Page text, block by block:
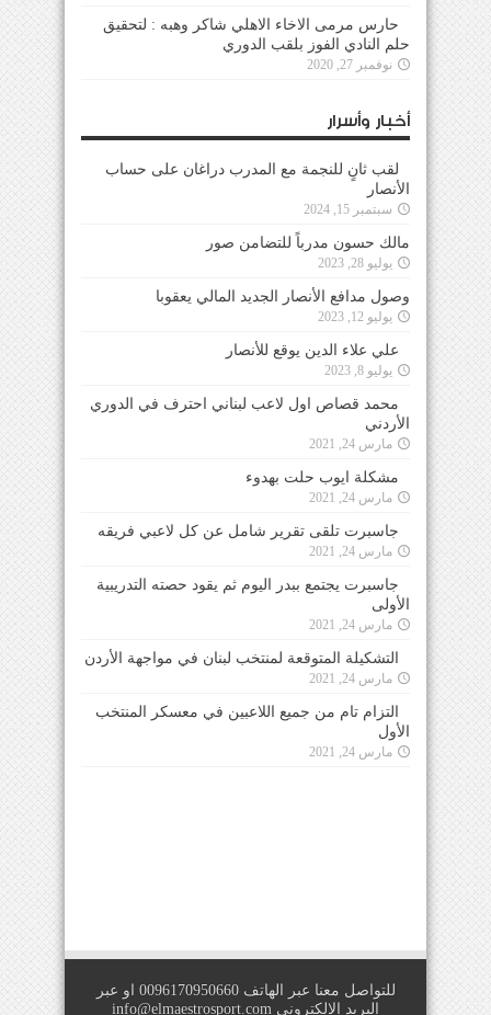
حارس مرمى الاخاء الاهلي شاكر وهبه : لتحقيق
حلم النادي الفوز بلقب الدوري
نوفمبر 27, 2020
أخبار وأسرار
لقب ثانٍ للنجمة مع المدرب دراغان على حساب
الأنصار
سبتمبر 15, 2024
مالك حسون مدرباً للتضامن صور
يوليو 28, 2023
وصول مدافع الأنصار الجديد المالي يعقوبا
يوليو 12, 2023
علي علاء الدين يوقع للأنصار
يوليو 8, 2023
محمد قصاص اول لاعب لبناني احترف في الدوري
الأردني
مارس 24, 2021
مشكلة ايوب حلت بهدوء
مارس 24, 2021
جاسبرت تلقى تقرير شامل عن كل لاعبي فريقه
مارس 24, 2021
جاسبرت يجتمع ببدر اليوم ثم يقود حصته التدريبية
الأولى
مارس 24, 2021
التشكيلة المتوقعة لمنتخب لبنان في مواجهة الأردن
مارس 24, 2021
التزام تام من جميع اللاعبين في معسكر المنتخب
الأول
مارس 24, 2021
للتواصل معنا عبر الهاتف 0096170950660 او عبر
البريد الالكتروني info@elmaestrosport.com